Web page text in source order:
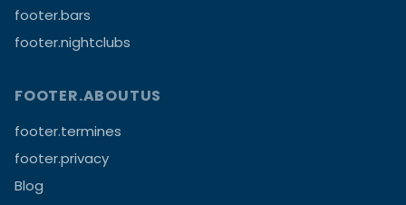
footer.bars
footer.nightclubs
FOOTER.ABOUTUS
footer.termines
footer.privacy
Blog